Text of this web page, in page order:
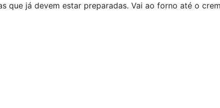
que já devem estar preparadas. Vai ao forno até o